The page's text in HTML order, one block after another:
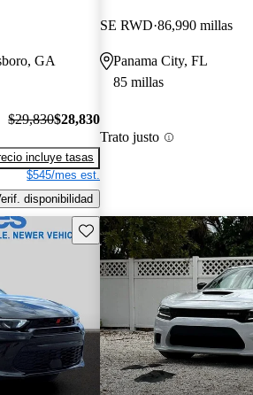
GA
$29,830$28,830
incluye tasas
$545/mes est.
disponibilidad
SE RWD 86,990 millas
Panama City, FL
85 millas
Trato justo
Guarda este Aviso